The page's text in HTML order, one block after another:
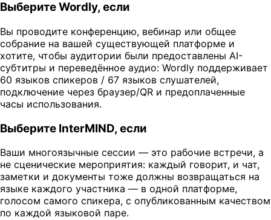
Выберите Wordly, если
Вы проводите конференцию, вебинар или общее
собрание на вашей существующей платформе и
хотите, чтобы аудитории были предоставлены AI-
субтитры и переведённое аудио: Wordly поддерживает
60 языков спикеров / 67 языков слушателей,
подключение через браузер/QR и предоплаченные
часы использования.
Выберите InterMIND, если
Ваши многоязычные сессии — это рабочие встречи, а
не сценические мероприятия: каждый говорит, и чат,
заметки и документы тоже должны возвращаться на
языке каждого участника — в одной платформе,
голосом самого спикера, с опубликованным качеством
по каждой языковой паре.